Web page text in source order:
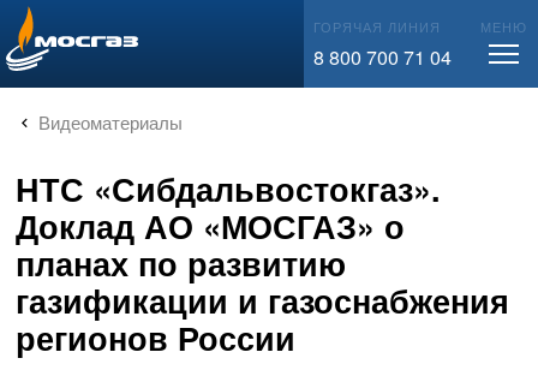
info@mos-gaz.ru ГОРЯЧАЯ ЛИНИЯ
8 800 700 71 04
МЕНЮ
Видеоматериалы
НТС «Сибдальвостокгаз».
Доклад АО «МОСГАЗ» о
планах по развитию
газификации и газоснабжения
регионов России